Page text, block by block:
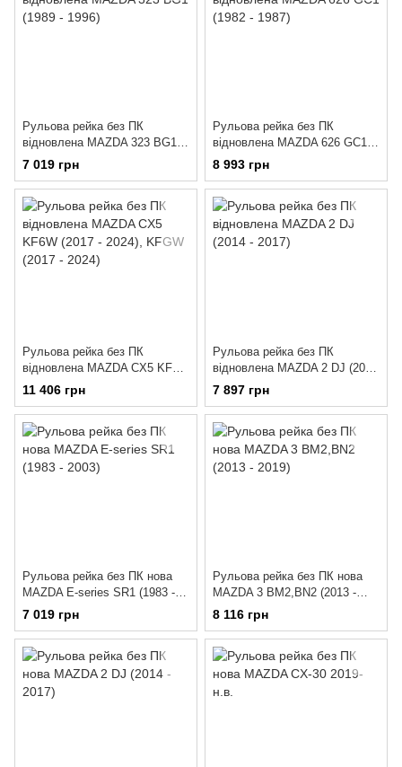
Рульова рейка без ПК
відновлена MAZDA 323 BG1
(1989 - 1996)
7 019 грн
Рульова рейка без ПК
відновлена MAZDA 626 GC1
(1982 - 1987)
8 993 грн
Рульова рейка без ПК
відновлена MAZDA CX5 KF6W
(2017 - 2024), KFGW (2017 -
11 406 грн
Рульова рейка без ПК
відновлена MAZDA 2 DJ (2014
- 2017)
7 897 грн
Рульова рейка без ПК нова
MAZDA E-series SR1 (1983 -
2003)
7 019 грн
Рульова рейка без ПК нова
MAZDA 3 BM2,BN2 (2013 -
2019)
8 116 грн